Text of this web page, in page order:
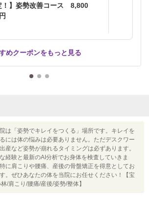
！】姿勢改善コース 8,800
めクーポンをもっと見る
は「姿勢でキレイをつくる」場所です。キレイを
には体の悩みは必要ありません。ただデスクワー
産など姿勢が崩れるタイミングは必ずあります。
経験と最新のAI分析でお身体を検査していきま
に肩こりや腰痛、産後の骨盤矯正を得意としてお
。ぜひあなたの体を当院にお任せください！【宝
/肩こり/腰痛/産後/姿勢/整体】